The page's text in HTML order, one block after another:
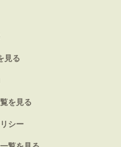
見る
を見る
シー